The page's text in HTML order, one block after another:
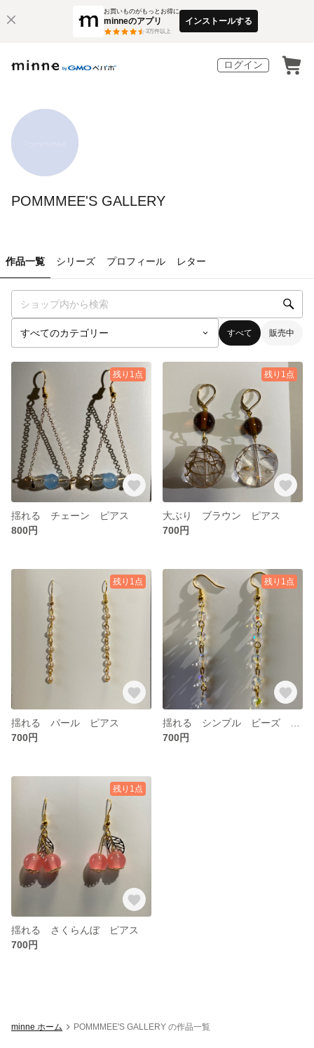
お買いものがもっとお得に
minneのアプリ
3万件以上
インストールする
ログイン
POMMMEE'S GALLERY
作品一覧 シリーズ プロフィール レター
すべて 販売中
残り1点
揺れる チェーン ピアス
800円
残り1点
大ぶり ブラウン ピアス
700円
残り1点
揺れる パール ピアス
700円
残り1点
700円
残り1点
揺れる さくらんぼ ピアス
700円
minne ホーム POMMMEE'S GALLERY の作品一覧